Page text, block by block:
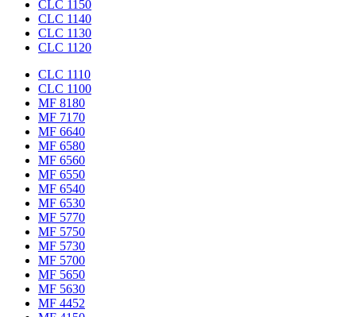
CLC 1150
CLC 1140
CLC 1130
CLC 1120
CLC 1110
CLC 1100
MF 8180
MF 7170
MF 6640
MF 6580
MF 6560
MF 6550
MF 6540
MF 6530
MF 5770
MF 5750
MF 5730
MF 5700
MF 5650
MF 5630
MF 4452